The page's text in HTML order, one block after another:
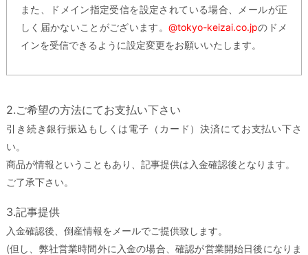
また、ドメイン指定受信を設定されている場合、メールが正
しく届かないことがございます。@tokyo-keizai.co.jpのドメ
インを受信できるように設定変更をお願いいたします。
2.ご希望の方法にてお支払い下さい
引き続き銀行振込もしくは電子（カード）決済にてお支払い下さ
い。
商品が情報ということもあり、記事提供は入金確認後となります。
ご了承下さい。
3.記事提供
入金確認後、倒産情報をメールでご提供致します。
(但し、弊社営業時間外に入金の場合、確認が営業開始日後になりま